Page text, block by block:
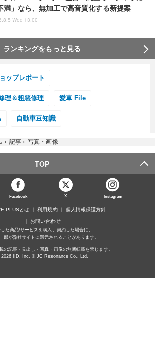
満」なら、無加工で高音質化する新提案
Wed 13:00
ランキングをもっと見る
ップレポート
理＆粗悪修理 愛車 File
自動車豆知識
› 記事 › 写真・画像
TOP
Facebook X Instagram
PLUSとは 利用規約 個人情報保護方針
お問い合わせ
た商品/サービスを購入、契約した場合に、
部が弊社サイトに還元されることがあります。
の記事・見出し・写真・画像の無断転載を禁じます。
IID, Inc. © JC Resonance Co., Ltd.